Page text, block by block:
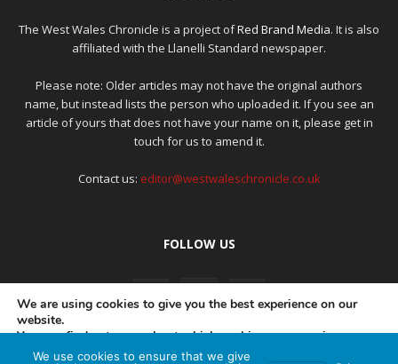
The West Wales Chronicle is a project ofRed Brand Media. It is also
affiliated with the Llanelli Standard newspaper.
Please note: Older articles may not have the original authors
name, but instead lists the person who uploaded it. If you see an
article of yours that does not have your name on it, please get in
touch for us to amend it.
Contact us: editor@westwaleschronicle.co.uk
FOLLOW US
We are using cookies to give you the best experience on our
website.
You can find out more about which cookies we are using or
switch them off insettings.
We use cookies to ensure that we give